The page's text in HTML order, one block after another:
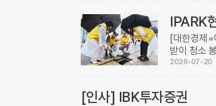
IPARK
[대한경제
받이 청소
전 확보 등
2026-07-20
[인사] IBK투자증권